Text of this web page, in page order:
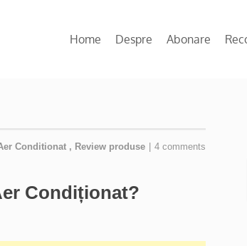
Home Despre Abonare
Conditionat , Review produse 4 comments
Condiționat?